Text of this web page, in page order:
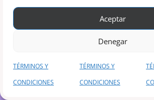
Aceptar
Denegar
TÉRMINOS Y
CONDICIONES
TÉRMINOS Y
CONDICIONES